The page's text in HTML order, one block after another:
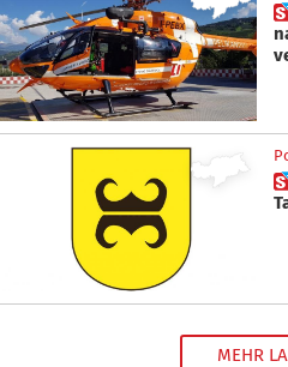
 Pkw-
 Gsies:
MEHR